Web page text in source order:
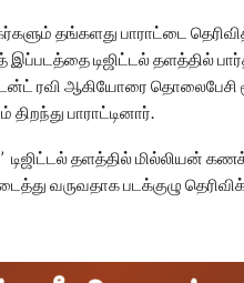
தங்களது பாராட்டை
டிஜிட்டல் தளத்தில்
ரவி ஆகியோரை தொலைபேசி
பாராட்டினார்.
டிஜிட்டல் தளத்தில் மில்லியன்
வருவதாக படக்குழு